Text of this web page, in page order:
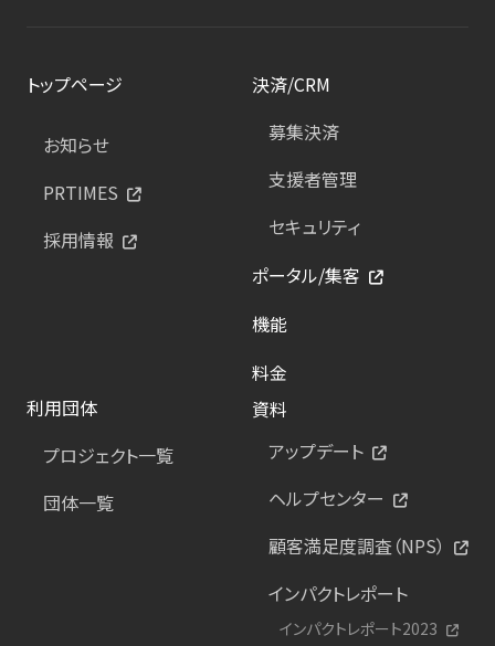
トップページ
お知らせ
PRTIMES
採用情報
決済/CRM
募集決済
支援者管理
セキュリティ
ポータル/集客
機能
料金
利用団体
プロジェクト一覧
団体一覧
資料
アップデート
ヘルプセンター
顧客満足度調査（NPS）
インパクトレポート
インパクトレポート2023